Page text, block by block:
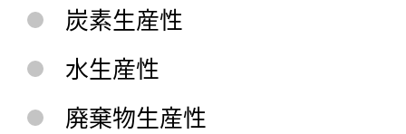
炭素生産性
水生産性
廃棄物生産性